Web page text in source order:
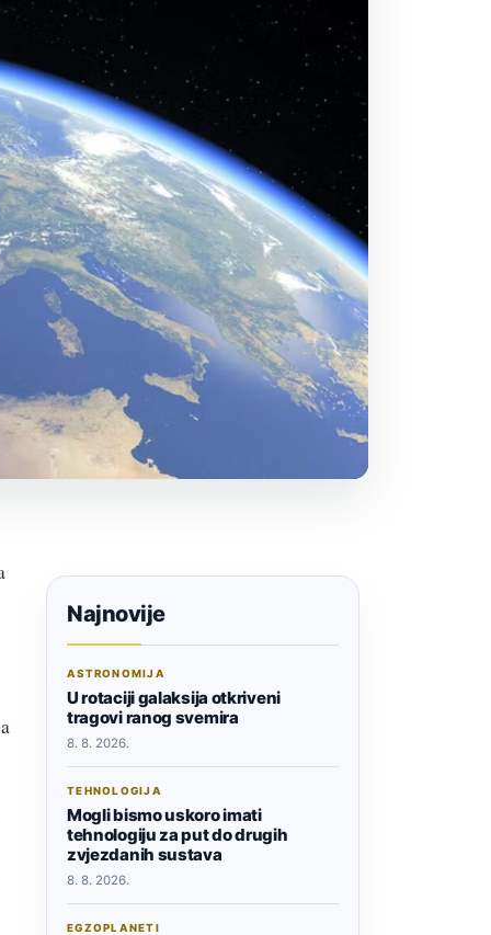
Najnovije
ASTRONOMIJA
U rotaciji galaksija otkriveni
tragovi ranog svemira
8. 8. 2026.
TEHNOLOGIJA
Mogli bismo uskoro imati
tehnologiju za put do drugih
zvjezdanih sustava
8. 8. 2026.
EGZOPLANETI